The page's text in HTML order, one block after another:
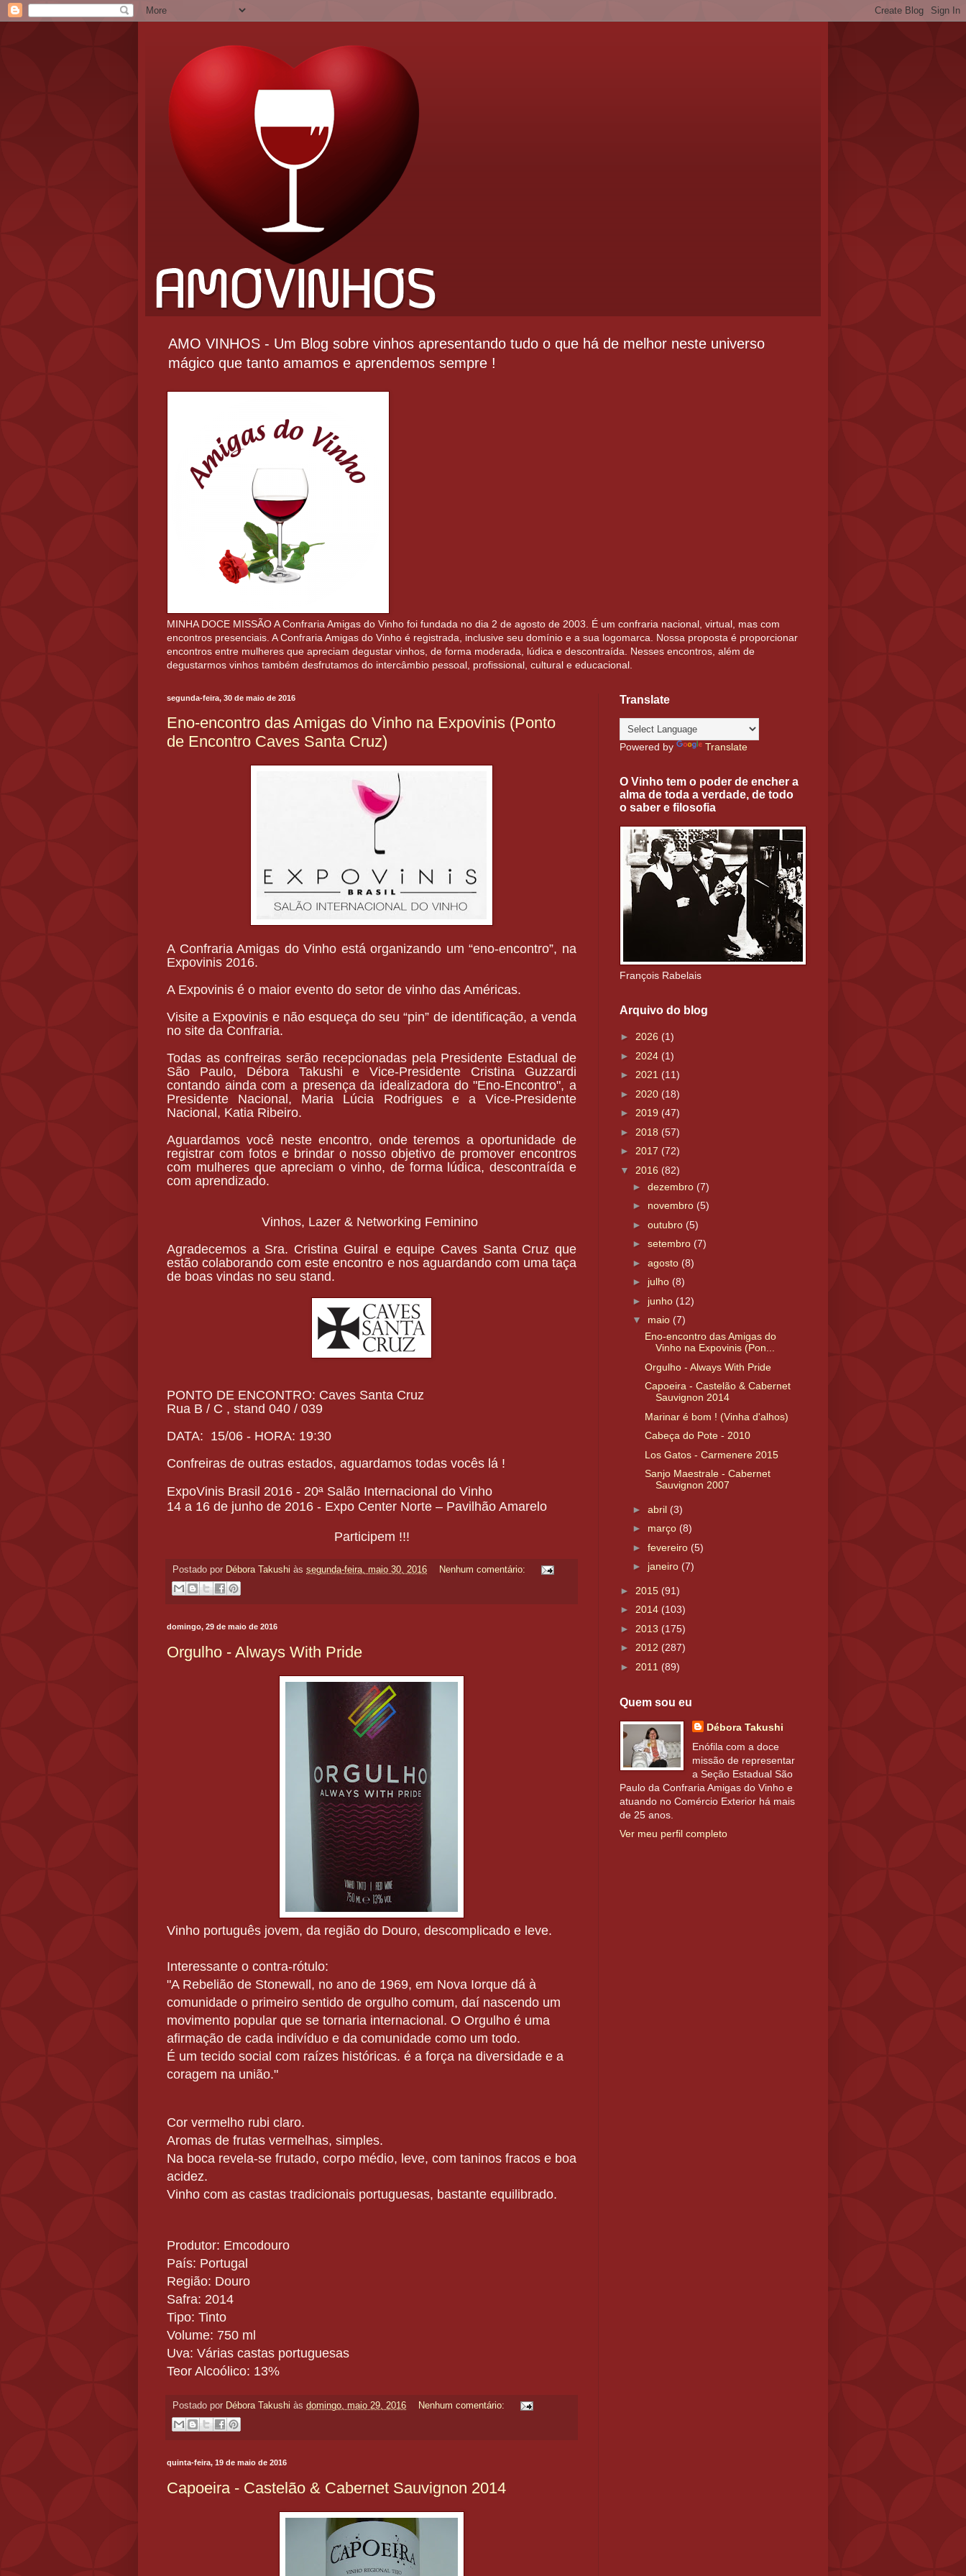
AMO VINHOS - Um Blog sobre vinhos apresentando tudo o que há de melhor neste universo
mágico que tanto amamos e aprendemos sempre !
MINHA DOCE MISSÃO A Confraria Amigas do Vinho foi fundada no dia 2 de agosto de 2003. É um confraria nacional, virtual, mas com
encontros presenciais. A Confraria Amigas do Vinho é registrada, inclusive seu domínio e a sua logomarca. Nossa proposta é proporcionar
encontros entre mulheres que apreciam degustar vinhos, de forma moderada, lúdica e descontraída. Nesses encontros, além de
degustarmos vinhos também desfrutamos do intercâmbio pessoal, profissional, cultural e educacional.
segunda-feira, 30 de maio de 2016
Eno-encontro das Amigas do Vinho na Expovinis (Ponto
de Encontro Caves Santa Cruz)
A Confraria Amigas do Vinho está organizando um “eno-encontro”, na
Expovinis 2016.
A Expovinis é o maior evento do setor de vinho das Américas.
Visite a Expovinis e não esqueça do seu “pin” de identificação, a venda
no site da Confraria.
Todas as confreiras serão recepcionadas pela Presidente Estadual de
São Paulo, Débora Takushi e Vice-Presidente Cristina Guzzardi
contando ainda com a presença da idealizadora do "Eno-Encontro", a
Presidente Nacional, Maria Lúcia Rodrigues e a Vice-Presidente
Nacional, Katia Ribeiro.
Aguardamos você neste encontro, onde teremos a oportunidade de
registrar com fotos e brindar o nosso objetivo de promover encontros
com mulheres que apreciam o vinho, de forma lúdica, descontraída e
com aprendizado.
Vinhos, Lazer & Networking Feminino
Agradecemos a Sra. Cristina Guiral e equipe Caves Santa Cruz que
estão colaborando com este encontro e nos aguardando com uma taça
de boas vindas no seu stand.
PONTO DE ENCONTRO: Caves Santa Cruz
Rua B / C , stand 040 / 039
DATA: 15/06 - HORA: 19:30
Confreiras de outras estados, aguardamos todas vocês lá !
ExpoVinis Brasil 2016 - 20ª Salão Internacional do Vinho
14 a 16 de junho de 2016 - Expo Center Norte – Pavilhão Amarelo
Participem !!!
Postado por Débora Takushi às segunda-feira, maio 30, 2016 Nenhum comentário:
domingo, 29 de maio de 2016
Orgulho - Always With Pride
Vinho português jovem, da região do Douro, descomplicado e leve.
Interessante o contra-rótulo:
"A Rebelião de Stonewall, no ano de 1969, em Nova Iorque dá à
comunidade o primeiro sentido de orgulho comum, daí nascendo um
movimento popular que se tornaria internacional. O Orgulho é uma
afirmação de cada indivíduo e da comunidade como um todo.
É um tecido social com raízes históricas. é a força na diversidade e a
coragem na união."
Cor vermelho rubi claro.
Aromas de frutas vermelhas, simples.
Na boca revela-se frutado, corpo médio, leve, com taninos fracos e boa
acidez.
Vinho com as castas tradicionais portuguesas, bastante equilibrado.
Produtor: Emcodouro
País: Portugal
Região: Douro
Safra: 2014
Tipo: Tinto
Volume: 750 ml
Uva: Várias castas portuguesas
Teor Alcoólico: 13%
Postado por Débora Takushi às domingo, maio 29, 2016 Nenhum comentário:
quinta-feira, 19 de maio de 2016
Capoeira - Castelão & Cabernet Sauvignon 2014
Translate
Powered by Translate
O Vinho tem o poder de encher a
alma de toda a verdade, de todo
o saber e filosofia
François Rabelais
Arquivo do blog
► 2026 (1)
► 2024 (1)
► 2021 (11)
► 2020 (18)
► 2019 (47)
► 2018 (57)
► 2017 (72)
▼ 2016 (82)
► dezembro (7)
► novembro (5)
► outubro (5)
► setembro (7)
► agosto (8)
► julho (8)
► junho (12)
▼ maio (7)
Eno-encontro das Amigas do
Vinho na Expovinis (Pon...
Orgulho - Always With Pride
Capoeira - Castelão & Cabernet
Sauvignon 2014
Marinar é bom ! (Vinha d'alhos)
Cabeça do Pote - 2010
Los Gatos - Carmenere 2015
Sanjo Maestrale - Cabernet
Sauvignon 2007
► abril (3)
► março (8)
► fevereiro (5)
► janeiro (7)
► 2015 (91)
► 2014 (103)
► 2013 (175)
► 2012 (287)
► 2011 (89)
Quem sou eu
Débora Takushi
Enófila com a doce
missão de representar
a Seção Estadual São
Paulo da Confraria Amigas do Vinho e
atuando no Comércio Exterior há mais
de 25 anos.
Ver meu perfil completo